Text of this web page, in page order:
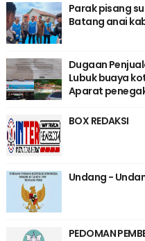
Parak pisang
Batang anai
Dugaan
Lubuk buaya
Aparat
BOX REDAKSI
Undang -
PEDOMAN